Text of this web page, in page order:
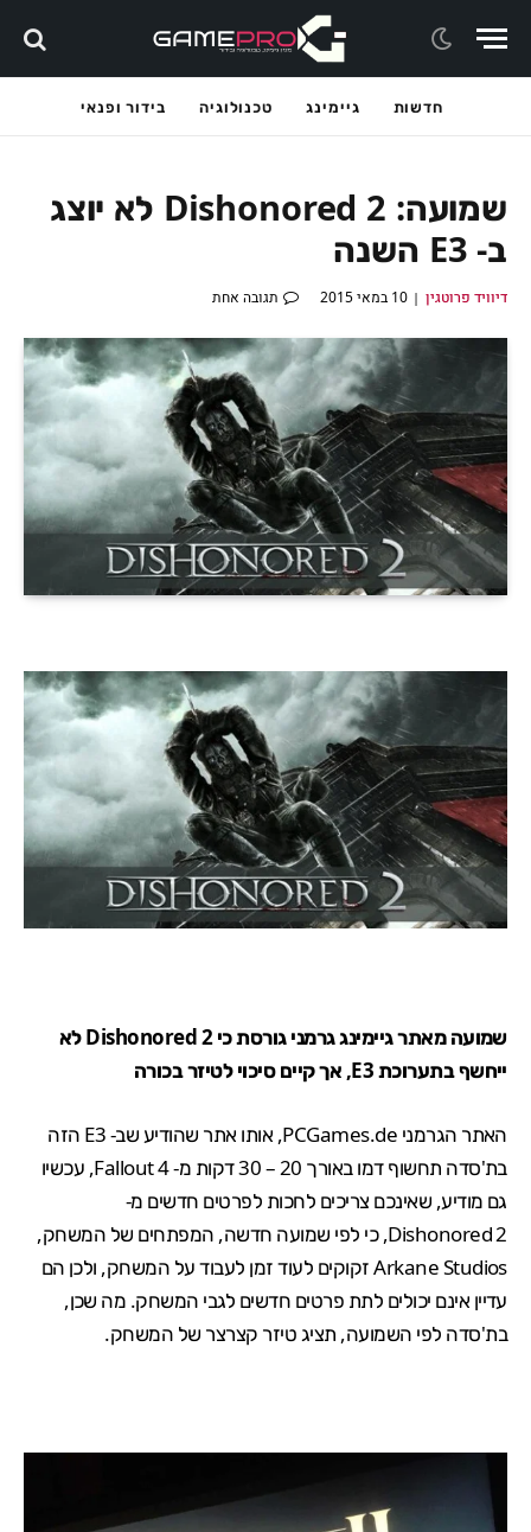
חדשות גיימינג טכנולוגיה בידור ופנאי
שמועה: Dishonored 2 לא יוצג
ב- E3 השנה
דיוויד פרוטגין 10 במאי 2015 תגובה אחת
שמועה מאתר גיימינג גרמני גורסת כי Dishonored 2 לא
ייחשף בתערוכת E3, אך קיים סיכוי לטיזר בכורה
האתר הגרמני PCGames.de
, אותו אתר שהודיע שב- E3 הזה
בת'סדה תחשוף דמו באורך 20 – 30 דקות מ-
Fallout 4
, עכשיו
גם מודיע, שאינכם צריכים לחכות לפרטים חדשים מ-
Dishonored 2, כי לפי שמועה חדשה, המפתחים של המשחק,
Arkane Studios זקוקים לעוד זמן לעבוד על המשחק, ולכן הם
עדיין אינם יכולים לתת פרטים חדשים לגבי המשחק. מה שכן,
בת'סדה לפי השמועה, תציג טיזר קצרצר של המשחק.